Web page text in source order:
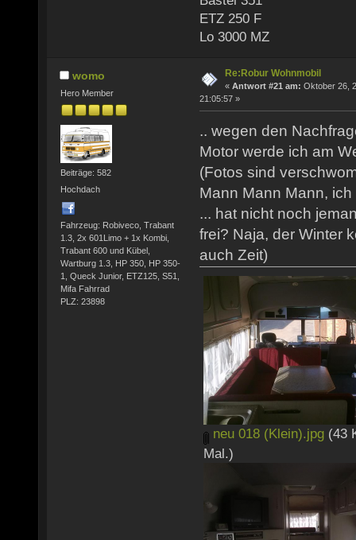
ETZ 250 F
Lo 3000 MZ
womo
Hero Member
Beiträge: 582
Hochdach
Fahrzeug: Robiveco, Trabant
1.3, 2x 601Limo + 1x Kombi,
Trabant 600 und Kübel,
Wartburg 1.3, HP 350, HP 350-
1, Queck Junior, ETZ125, S51,
Mifa Fahrrad
PLZ: 23898
Re:Robur Wohnmobil
« Antwort #21 am: Oktober 26,
21:05:57 »
.. wegen den
Motor werde ich am
(Fotos sind
Mann Mann Mann,
... hat nicht noch
frei? Naja, der Winter
auch Zeit)
neu 018 (Klein).jpg (43
Mal.)